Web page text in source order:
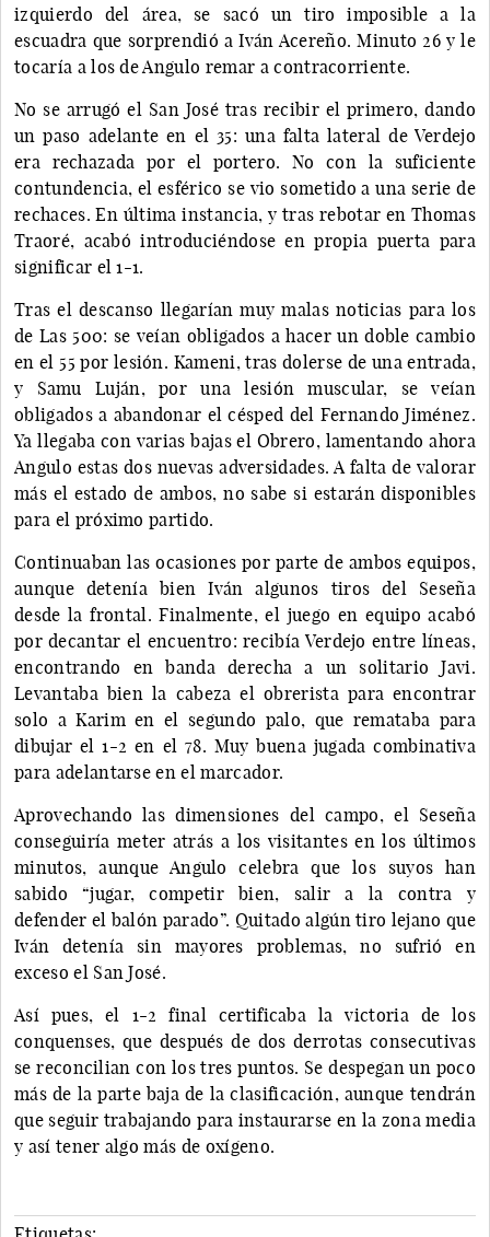
izquierdo del área, se sacó un tiro imposible a la
escuadra que sorprendió a Iván Acereño. Minuto 26 y le
tocaría a los de Angulo remar a contracorriente.
No se arrugó el San José tras recibir el primero, dando
un paso adelante en el 35: una falta lateral de Verdejo
era rechazada por el portero. No con la suficiente
contundencia, el esférico se vio sometido a una serie de
rechaces. En última instancia, y tras rebotar en Thomas
Traoré, acabó introduciéndose en propia puerta para
significar el 1-1.
Tras el descanso llegarían muy malas noticias para los
de Las 500: se veían obligados a hacer un doble cambio
en el 55 por lesión. Kameni, tras dolerse de una entrada,
y Samu Luján, por una lesión muscular, se veían
obligados a abandonar el césped del Fernando Jiménez.
Ya llegaba con varias bajas el Obrero, lamentando ahora
Angulo estas dos nuevas adversidades. A falta de valorar
más el estado de ambos, no sabe si estarán disponibles
para el próximo partido.
Continuaban las ocasiones por parte de ambos equipos,
aunque detenía bien Iván algunos tiros del Seseña
desde la frontal. Finalmente, el juego en equipo acabó
por decantar el encuentro: recibía Verdejo entre líneas,
encontrando en banda derecha a un solitario Javi.
Levantaba bien la cabeza el obrerista para encontrar
solo a Karim en el segundo palo, que remataba para
dibujar el 1-2 en el 78. Muy buena jugada combinativa
para adelantarse en el marcador.
Aprovechando las dimensiones del campo, el Seseña
conseguiría meter atrás a los visitantes en los últimos
minutos, aunque Angulo celebra que los suyos han
sabido “jugar, competir bien, salir a la contra y
defender el balón parado”. Quitado algún tiro lejano que
Iván detenía sin mayores problemas, no sufrió en
exceso el San José.
Así pues, el 1-2 final certificaba la victoria de los
conquenses, que después de dos derrotas consecutivas
se reconcilian con los tres puntos. Se despegan un poco
más de la parte baja de la clasificación, aunque tendrán
que seguir trabajando para instaurarse en la zona media
y así tener algo más de oxígeno.